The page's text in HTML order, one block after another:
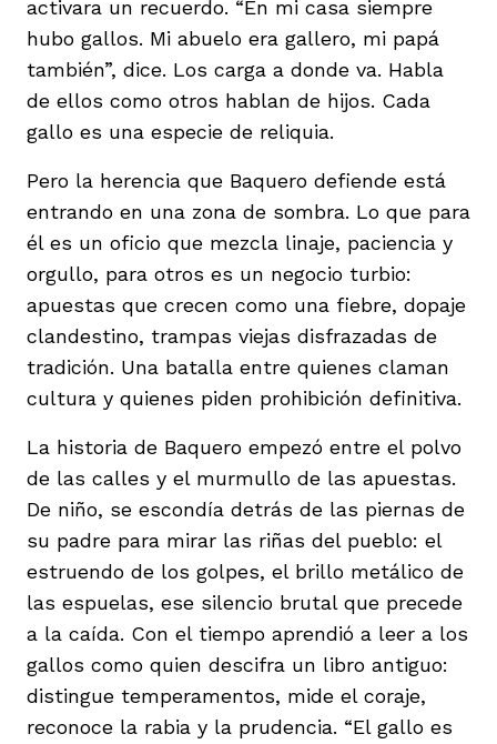
activara un recuerdo. “En mi casa siempre
hubo gallos. Mi abuelo era gallero, mi papá
también”, dice. Los carga a donde va. Habla
de ellos como otros hablan de hijos. Cada
gallo es una especie de reliquia.
Pero la herencia que Baquero defiende está
entrando en una zona de sombra. Lo que para
él es un oficio que mezcla linaje, paciencia y
orgullo, para otros es un negocio turbio:
apuestas que crecen como una fiebre, dopaje
clandestino, trampas viejas disfrazadas de
tradición. Una batalla entre quienes claman
cultura y quienes piden prohibición definitiva.
La historia de Baquero empezó entre el polvo
de las calles y el murmullo de las apuestas.
De niño, se escondía detrás de las piernas de
su padre para mirar las riñas del pueblo: el
estruendo de los golpes, el brillo metálico de
las espuelas, ese silencio brutal que precede
a la caída. Con el tiempo aprendió a leer a los
gallos como quien descifra un libro antiguo:
distingue temperamentos, mide el coraje,
reconoce la rabia y la prudencia. “El gallo es
Ana